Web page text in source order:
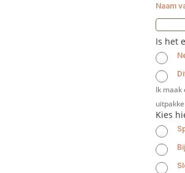
Naam
Is het
Ik
Kies